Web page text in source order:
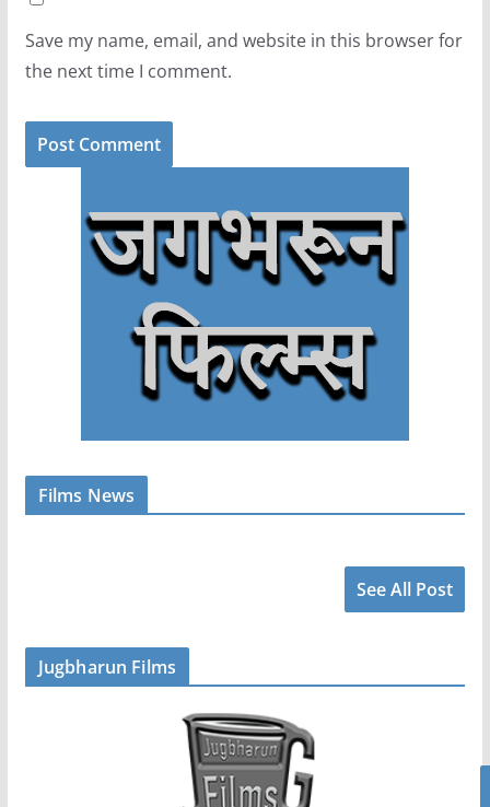
Save my name, email, and website in this browser for
the next time I comment.
Films News
See All Post
Jugbharun Films